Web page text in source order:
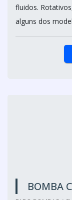
fluidos.
alguns dos
BOMBA